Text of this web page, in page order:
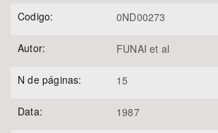
Codigo: 0ND00273
Autor: FUNAI et al
N de páginas: 15
Data: 1987